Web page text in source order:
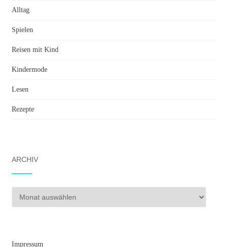
Alltag
Spielen
Reisen mit Kind
Kindermode
Lesen
Rezepte
ARCHIV
Archiv
Impressum